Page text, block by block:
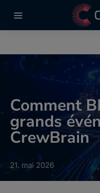
Comment
grands
CrewBrain
21. mai 2026